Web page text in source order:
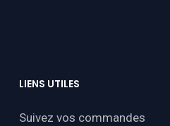
LIENS UTILES
Suivez vos commandes